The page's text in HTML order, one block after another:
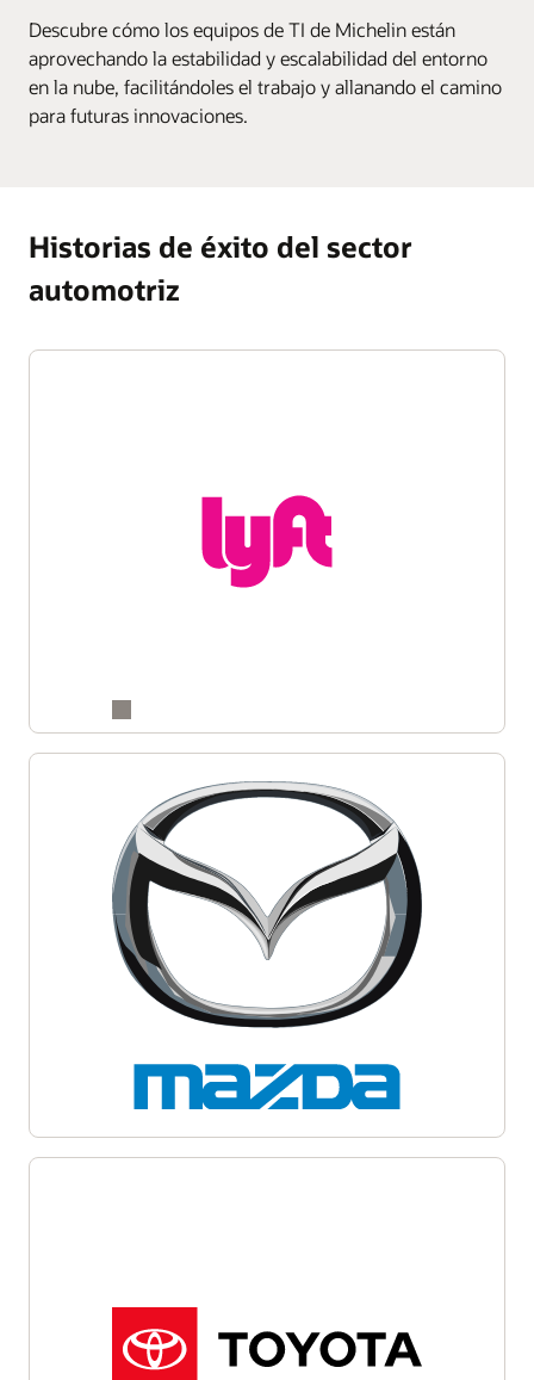
Descubre cómo los equipos de TI de Michelin están
aprovechando la estabilidad y escalabilidad del entorno
en la nube, facilitándoles el trabajo y allanando el camino
para futuras innovaciones.
Historias de éxito del sector
automotriz